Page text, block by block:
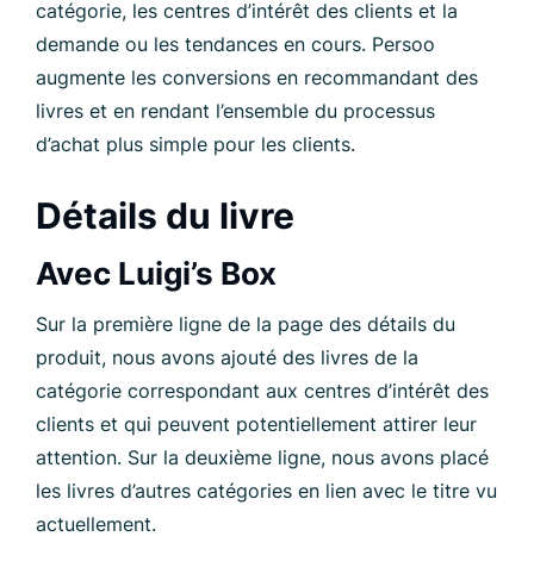
catégorie, les centres d’intérêt des clients et la
demande ou les tendances en cours. Persoo
augmente les conversions en recommandant des
livres et en rendant l’ensemble du processus
d’achat plus simple pour les clients.
Détails du livre
Avec Luigi’s Box
Sur la première ligne de la page des détails du
produit, nous avons ajouté des livres de la
catégorie correspondant aux centres d’intérêt des
clients et qui peuvent potentiellement attirer leur
attention. Sur la deuxième ligne, nous avons placé
les livres d’autres catégories en lien avec le titre vu
actuellement.